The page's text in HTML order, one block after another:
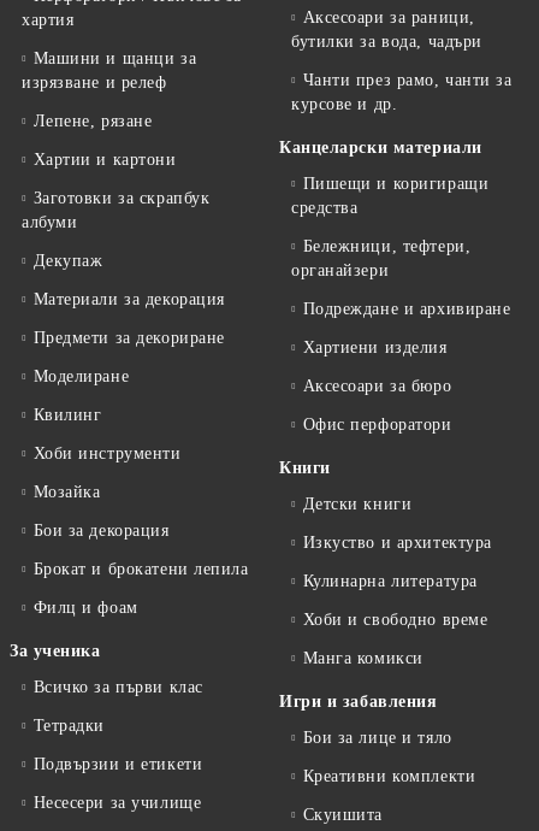
хартия
Машини и щанци за
изрязване и релеф
Лепене, рязане
Хартии и картони
Заготовки за скрапбук
албуми
Декупаж
Материали за декорация
Предмети за декориране
Моделиране
Квилинг
Хоби инструменти
Мозайка
Бои за декорация
Брокат и брокатени лепила
Филц и фоам
За ученика
Всичко за първи клас
Тетрадки
Подвързии и етикети
Несесери за училище
Аксесоари за раници,
бутилки за вода, чадъри
Чанти през рамо, чанти за
курсове и др.
Канцеларски материали
Пишещи и коригиращи
средства
Бележници, тефтери,
органайзери
Подреждане и архивиране
Хартиени изделия
Аксесоари за бюро
Офис перфоратори
Книги
Детски книги
Изкуство и архитектура
Кулинарна литература
Хоби и свободно време
Манга комикси
Игри и забавления
Бои за лице и тяло
Креативни комплекти
Скуишита